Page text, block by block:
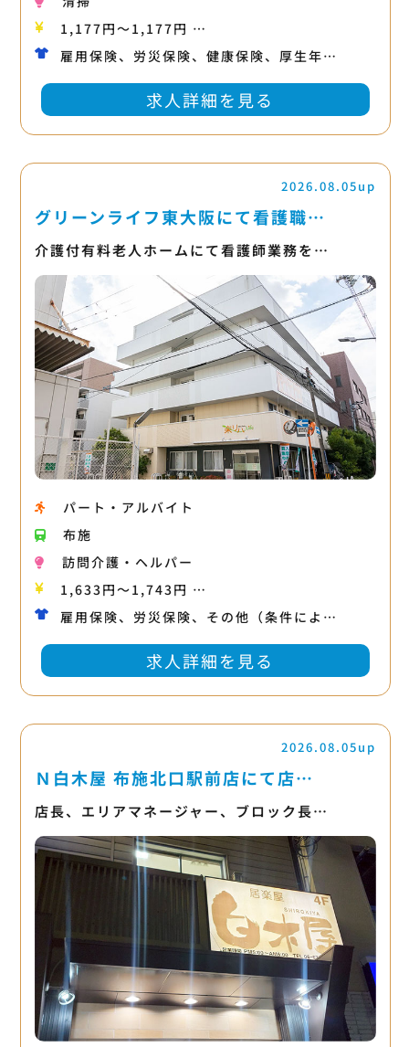
1,177円〜1,177円 …
雇用保険、労災保険、健康保険、厚生年…
求人詳細を見る
2026.08.05up
グリーンライフ東大阪にて看護職…
介護付有料老人ホームにて看護師業務を…
パート・アルバイト
布施
訪問介護・ヘルパー
1,633円〜1,743円 …
雇用保険、労災保険、その他（条件によ…
求人詳細を見る
2026.08.05up
Ｎ白木屋 布施北口駅前店にて店…
店長、エリアマネージャー、ブロック長…